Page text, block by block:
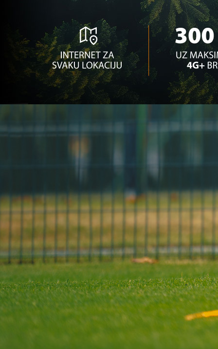
Zanimljivosti
Predstavljena KINERA na BHRT-u: Treninzi i
6 mjesec 1 sedmica
Ostale vijesti
Vaše dijete trenira godinama, ali da li ZAISTA
napreduje?
6 mjesec 2 sedmica